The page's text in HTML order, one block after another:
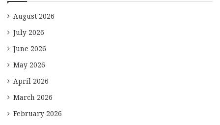
August 2026
July 2026
June 2026
May 2026
April 2026
March 2026
February 2026